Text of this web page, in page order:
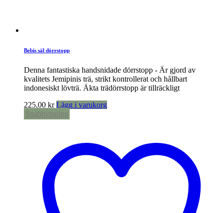
Bebis säl dörrstopp
Denna fantastiska handsnidade dörrstopp - Är gjord av
kvalitets Jemipinis trä, strikt kontrollerat och hållbart
indonesiskt lövträ. Äkta trädörrstopp är tillräckligt
225,00 kr Lägg i varukorg
Snabbvisning